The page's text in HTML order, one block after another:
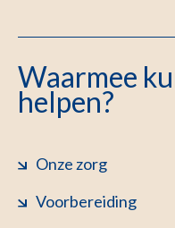
Waarmee
helpen?
Onze zorg
Voorbereiding